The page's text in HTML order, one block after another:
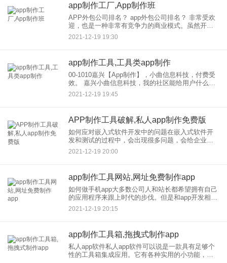
app制作工厂,App制作班
APP外包公司排名？ app外包公司排名？ 非常受欢
迎，也是一种非常有竞争力的商业模式。虽然开发
和公司的国产软件已经发展壮大，但开发和公司本
土软件的实力和资质仍然参差不齐。以下是国内软
2021-12-19 19:30
app制作工具,工具类app制作
00-1010嘉兴【App制作】，小曲信息科技，付费受
效。 嘉兴小曲信息科技，我的社区能给用户什么便
利？比如你为一个英语学习APP建立了一个社区，
希望社区用户可以使用并再次传播。然后你可以建
2021-12-19 19:45
APP制作工具破解,私人app制作免费版
如何应对嵌入式软件开发中的问题在嵌入式软件开
发和测试的过程中，会出现很多问题，会给企业，
造成很大的损失，甚至有些软件问题在运行中很难
发现。 有一种方法可以有效地发现软件缺陷，那就
2021-12-19 20:00
app制作工具网站,网址免费制作app
如何做手机app大多数公司人和站长都希望拥有自己
的应用程序来跟上时代的步伐。但是和app开发相关
的技术是专业的，掌握开发语言不容易对于没有技
术的人来说，如何去制作APP应用？让我介绍一些
2021-12-19 20:15
app制作工具箱,拖拽式制作app
私人app软件私人app软件可以说是一款具有足够个
性的工具箱集成应用。它有各种实用的小功能，你